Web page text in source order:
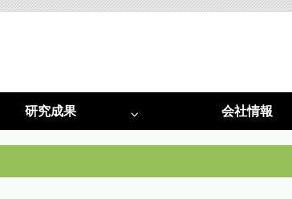
研究成果
特許 採択実績
会社情報